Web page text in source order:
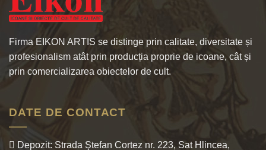
Firma EIKON ARTIS se distinge prin calitate, diversitate și
profesionalism atât prin producția proprie de icoane, cât și
prin comercializarea obiectelor de cult.
DATE DE CONTACT
Depozit: Strada Ştefan Cortez nr. 223, Sat Hlincea,